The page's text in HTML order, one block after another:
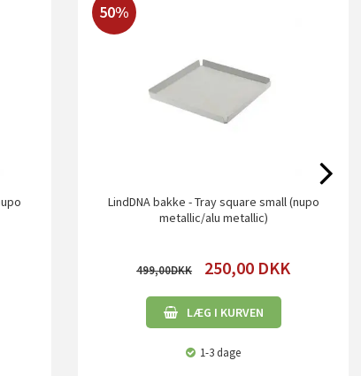
50%
LindDNA bakke - Tray square small (nupo
metallic/alu metallic)
499,00 250,00 DKK
LÆG I KURVEN
1-3 dage